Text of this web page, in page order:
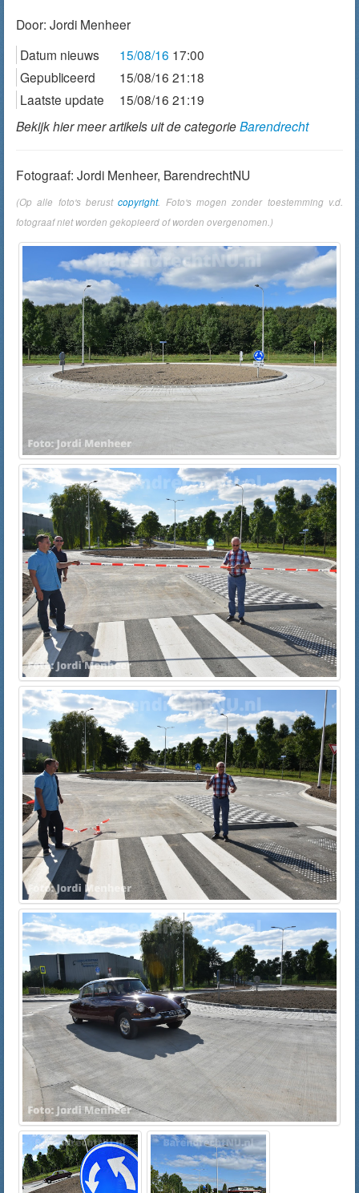
Door: Jordi Menheer
Datum nieuws
15/08/16 17:00
Gepubliceerd
15/08/16 21:18
Laatste update
15/08/16 21:19
Bekijk hier meer artikels uit de categorieBarendrecht
Fotograaf: Jordi Menheer, BarendrechtNU
(Op alle foto's berustcopyright. Foto's mogen zonder toestemming v.d.
fotograaf niet worden gekopieerd of worden overgenomen.)